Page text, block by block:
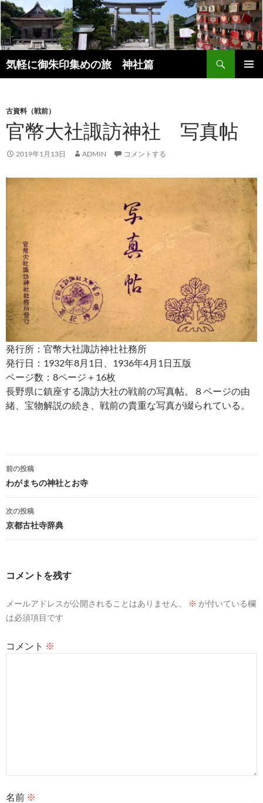
コ
ン
テ
ン
ツ
へ
気軽に御朱印集めの旅 神社篇
索
古資料（戦前）
官幣大社諏訪神社 写真帖
2019年1月13日 ADMIN コメントする
発行所：官幣大社諏訪神社社務所
発行日：1932年8月1日、1936年4月1日五版
ページ数：8ページ＋16枚
長野県に鎮座する諏訪大社の戦前の写真帖。８ページの由
緒、宝物解説の続き、戦前の貴重な写真が綴られている。
投
稿
ナ
ビ
ゲ
ョ
前の投稿
わがまちの神社とお寺
次の投稿
京都古社寺辞典
コメントを残す
メールアドレスが公開されることはありません。 ※ が付いている欄
は必須項目です
コメント ※
名前 ※